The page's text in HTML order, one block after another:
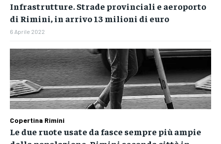
Infrastrutture. Strade provinciali e aeroporto
di Rimini, in arrivo 13 milioni di euro
6 Aprile 2022
Copertina Rimini
Le due ruote usate da fasce sempre più ampie